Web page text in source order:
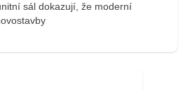
sál dokazují, že moderní